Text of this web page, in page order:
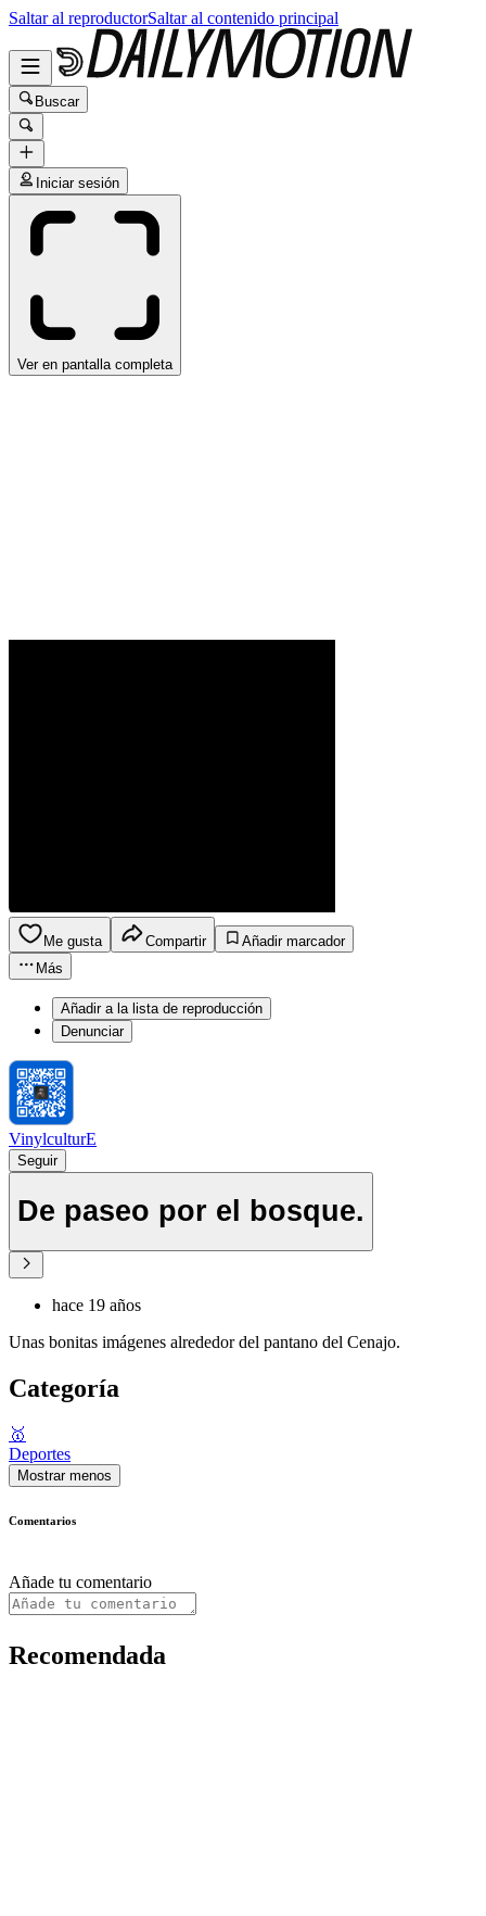
Saltar al reproductorSaltar al contenido principal
Buscar
Iniciar sesión
Ver en pantalla completa
Me gusta Compartir
Añadir marcador
Más
Añadir a la lista de reproducción
Denunciar
VinylculturE
Seguir
De paseo por el bosque.
hace 19 años
Unas bonitas imágenes alrededor del pantano del Cenajo.
Categoría
🥇
Deportes
Mostrar menos
Comentarios
Añade tu comentario
Recomendada